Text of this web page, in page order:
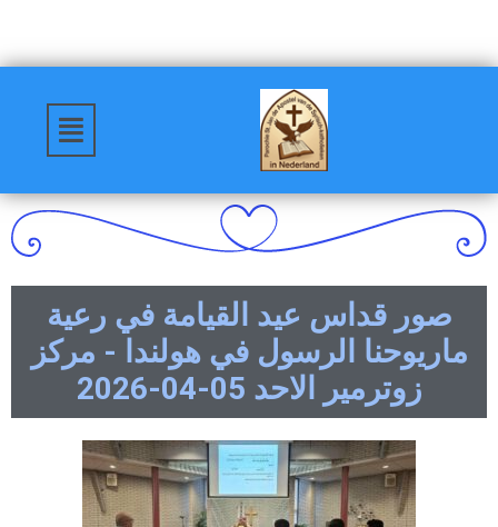
صور قداس عيد القيامة في رعية
ماريوحنا الرسول في هولندا - مركز
زوترمير الاحد 05-04-2026